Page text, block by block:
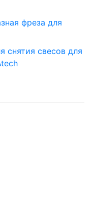
снятия свесов для